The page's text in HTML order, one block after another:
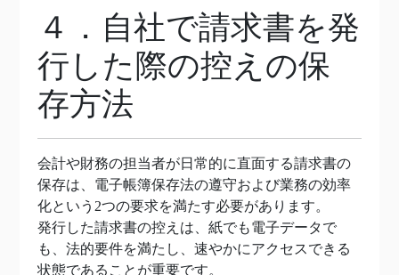
４．自社で請求書を発
行した際の控えの保
存方法
会計や財務の担当者が日常的に直面する請求書の
保存は、電子帳簿保存法の遵守および業務の効率
化という2つの要求を満たす必要があります。
発行した請求書の控えは、紙でも電子データで
も、法的要件を満たし、速やかにアクセスできる
状態であることが重要です。